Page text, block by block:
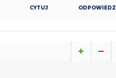
CYTUJ ODPOWIEDZ